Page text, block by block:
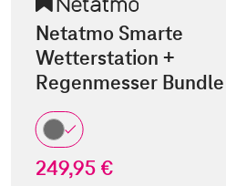
Netatmo Smarte
Wetterstation +
Regenmesser Bundle
249,95 €